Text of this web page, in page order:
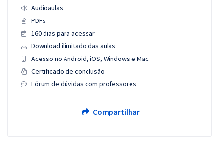
Audioaulas
PDFs
160 dias para acessar
Download ilimitado das aulas
Acesso no Android, iOS, Windows e Mac
Certificado de conclusão
Fórum de dúvidas com professores
Compartilhar